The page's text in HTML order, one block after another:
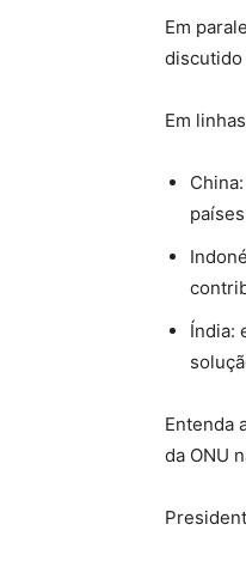
Em
discutido
Em
China:
países
Índia:
Entenda
da ONU